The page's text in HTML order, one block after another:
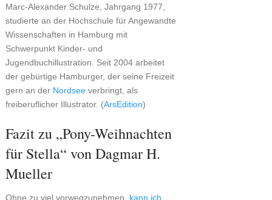
Marc-Alexander Schulze, Jahrgang 1977,
studierte an der Hochschule für Angewandte
Wissenschaften in Hamburg mit
Schwerpunkt Kinder- und
Jugendbuchillustration. Seit 2004 arbeitet
der gebürtige Hamburger, der seine Freizeit
gern an der Nordseeverbringt, als
freiberuflicher Illustrator. (ArsEdition)
Fazit zu „Pony-Weihnachten
für Stella“ von Dagmar H.
Mueller
Ohne zu viel vorwegzunehmen, kann ich